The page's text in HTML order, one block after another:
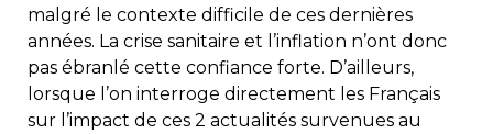
malgré le contexte difficile de ces dernières
années. La crise sanitaire et l’inflation n’ont donc
pas ébranlé cette confiance forte. D’ailleurs,
lorsque l’on interroge directement les Français
sur l’impact de ces 2 actualités survenues au